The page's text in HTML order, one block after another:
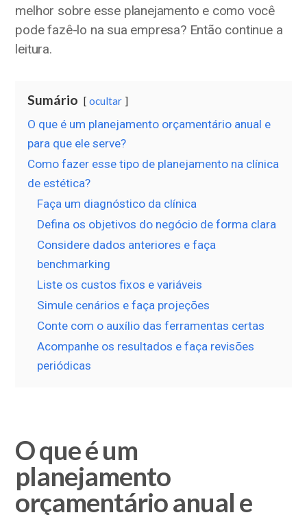
melhor sobre esse planejamento e como você
pode fazê-lo na sua empresa? Então continue a
leitura.
Sumário ocultar
O que é um planejamento orçamentário anual e
para que ele serve?
Como fazer esse tipo de planejamento na clínica
de estética?
Faça um diagnóstico da clínica
Defina os objetivos do negócio de forma clara
Considere dados anteriores e faça
benchmarking
Liste os custos fixos e variáveis
Simule cenários e faça projeções
Conte com o auxílio das ferramentas certas
Acompanhe os resultados e faça revisões
periódicas
O que é um
planejamento
orçamentário anual e